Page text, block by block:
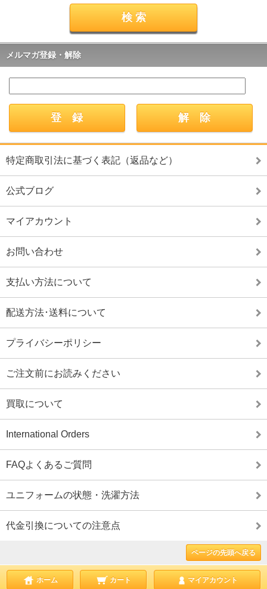
メルマガ登録・解除
特定商取引法に基づく表記（返品など）
公式ブログ
マイアカウント
お問い合わせ
支払い方法について
配送方法･送料について
プライバシーポリシー
ご注文前にお読みください
買取について
International Orders
FAQよくあるご質問
ユニフォームの状態・洗濯方法
代金引換についての注意点
ページの先頭へ戻る
ホーム カート マイアカウント